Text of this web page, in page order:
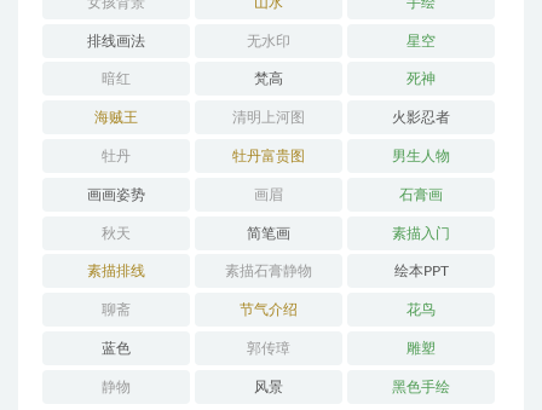
排线画法 无水印 星空
暗红 梵高 死神
海贼王 清明上河图 火影忍者
牡丹 牡丹富贵图 男生人物
画画姿势 画眉 石膏画
秋天 简笔画 素描入门
素描排线 素描石膏静物 绘本PPT
聊斋 节气介绍 花鸟
蓝色 郭传璋 雕塑
静物 风景 黑色手绘